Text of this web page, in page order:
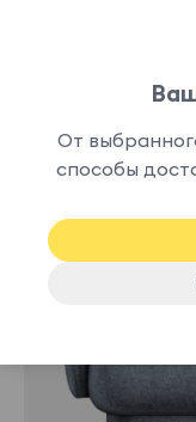
Хит
От
способы